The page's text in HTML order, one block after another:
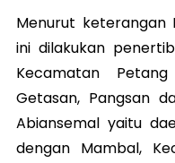
Menurut keterangan
ini dilakukan
Kecamatan
Getasan, Pangsan
Abiansemal yaitu
dengan Mambal,